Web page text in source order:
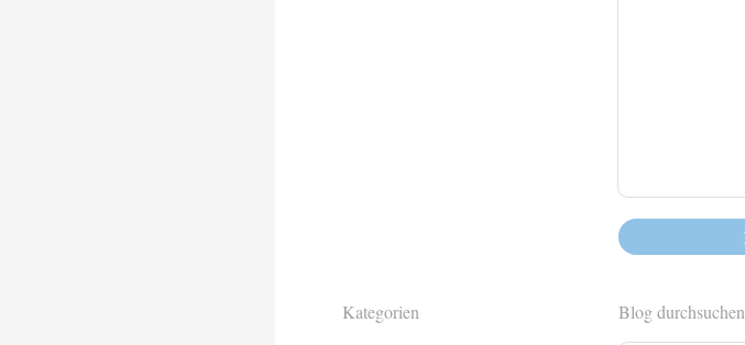
Kategorien Blog durchsuchen